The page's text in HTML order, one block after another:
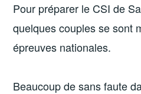
Pour préparer le CSI de
quelques couples se sont
épreuves nationales.
Beaucoup de sans faute